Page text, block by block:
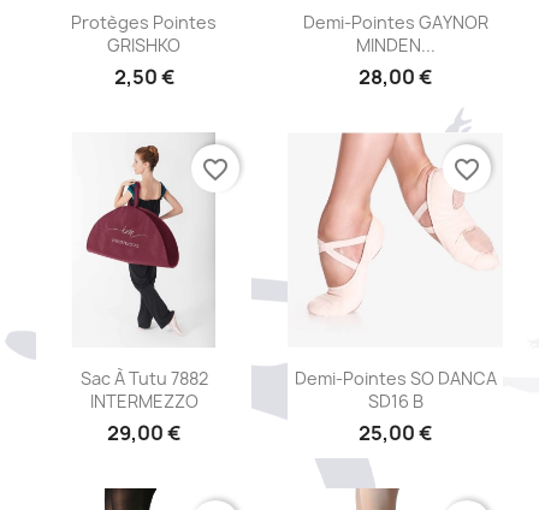
Aperçu rapide
Protèges Pointes
GRISHKO
2,50 €
Aperçu rapide
Demi-Pointes GAYNOR
MINDEN...
28,00 €
Aperçu rapide
Sac À Tutu 7882
INTERMEZZO
29,00 €
favorite_border
Aperçu rapide
Demi-Pointes SO DANCA
SD16 B
25,00 €
favorite_border